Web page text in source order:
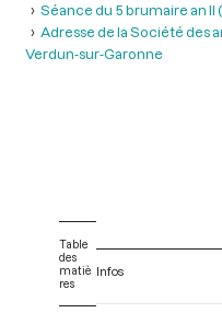
Séance du 5 brumaire an II
Adresse de la Société des
Verdun-sur-Garonne
Table
des
matiè
res
Infos